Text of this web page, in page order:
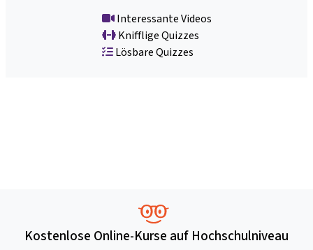
Interessante Videos
Knifflige Quizzes
Lösbare Quizzes
Kostenlose Online-Kurse auf Hochschulniveau